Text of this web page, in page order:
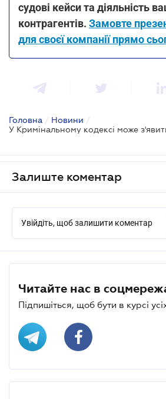
судові кейси та діяльність
контрагентів. Замовте
для своєї компанії прямо
Головна / Новини /
Залиште коментар
Увійдіть, щоб залишити коментар
Читайте нас в
Підпишіться, щоб бути в курсі